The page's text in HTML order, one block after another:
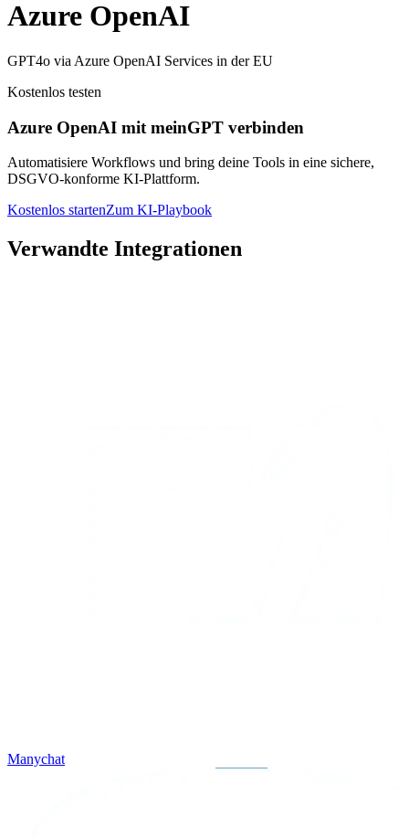
Azure OpenAI
GPT4o via Azure OpenAI Services in der EU
Kostenlos testen
Azure OpenAI mit meinGPT verbinden
Automatisiere Workflows und bring deine Tools in eine sichere,
DSGVO-konforme KI-Plattform.
Kostenlos startenZum KI-Playbook
Verwandte Integrationen
Manychat